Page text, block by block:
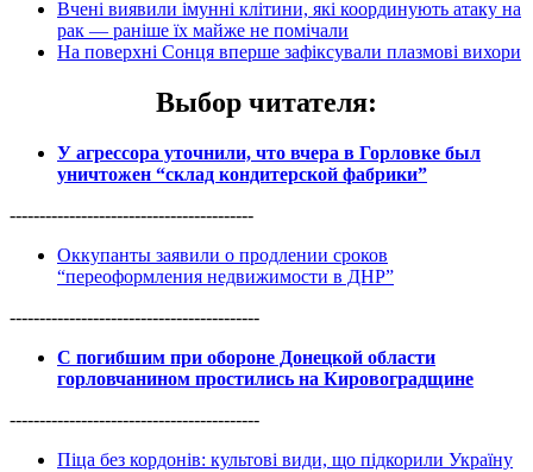
Вчені виявили імунні клітини, які координують атаку на
рак — раніше їх майже не помічали
На поверхні Сонця вперше зафіксували плазмові вихори
Выбор читателя:
У агрессора уточнили, что вчера в Горловке был
уничтожен “склад кондитерской фабрики”
-----------------------------------------
Оккупанты заявили о продлении сроков
“переоформления недвижимости в ДНР”
------------------------------------------
С погибшим при обороне Донецкой области
горловчанином простились на Кировоградщине
------------------------------------------
Піца без кордонів: культові види, що підкорили Україну